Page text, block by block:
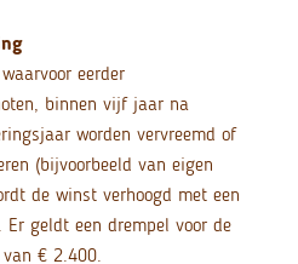
eerder
binnen vijf jaar na
worden vervreemd of
(bijvoorbeeld van eigen
de winst verhoogd met een
geldt een drempel voor de
€ 2.400.